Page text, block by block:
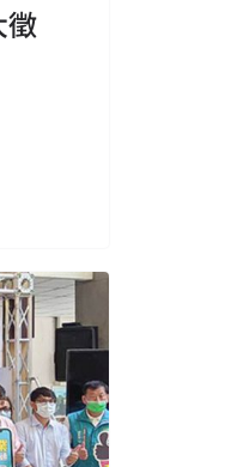
徵